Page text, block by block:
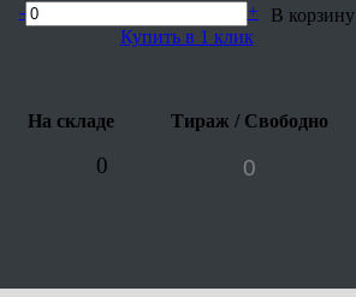
- +
В корзину
Купить в 1 клик
На складе Тираж / Свободно
0